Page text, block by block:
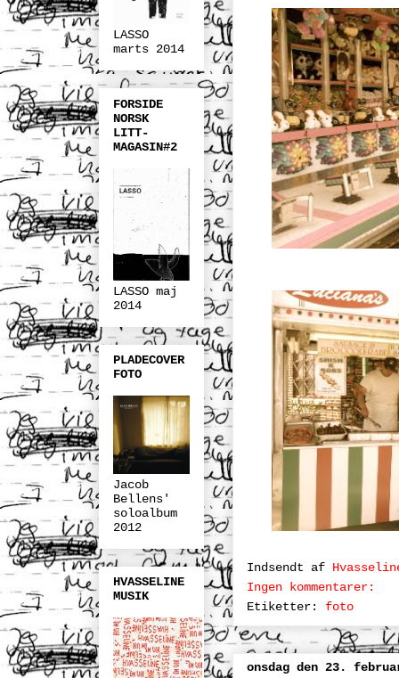
Indsendt af
Ingen kommentarer:
Etiketter: foto
onsdag den 23.
LASSO
marts 2014
FORSIDE
NORSK
LITT-
MAGASIN#2
LASSO maj
2014
PLADECOVER
FOTO
Jacob
Bellens'
soloalbum
2012
HVASSELINE
MUSIK